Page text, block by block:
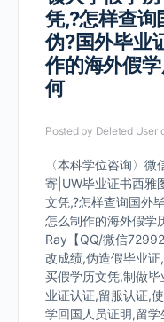
凭,?怎样查询
伪?国外毕业
作的海外假
何
Posted by Deleted User
〈本科学位咨询〉
寄|UW毕业证书西雅
文凭,?怎样查询国外
怎么制作的海外假学
Ray【QQ/微信
改成绩,伪造假毕业
买假学历文凭,制做
业证认证,留服认证,
学回国人员证明,留